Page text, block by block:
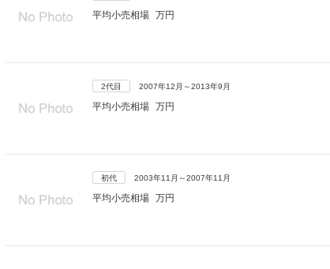
平均小売相場 万円
2代目 2007年12月～2013年9月
平均小売相場 万円
初代 2003年11月～2007年11月
平均小売相場 万円